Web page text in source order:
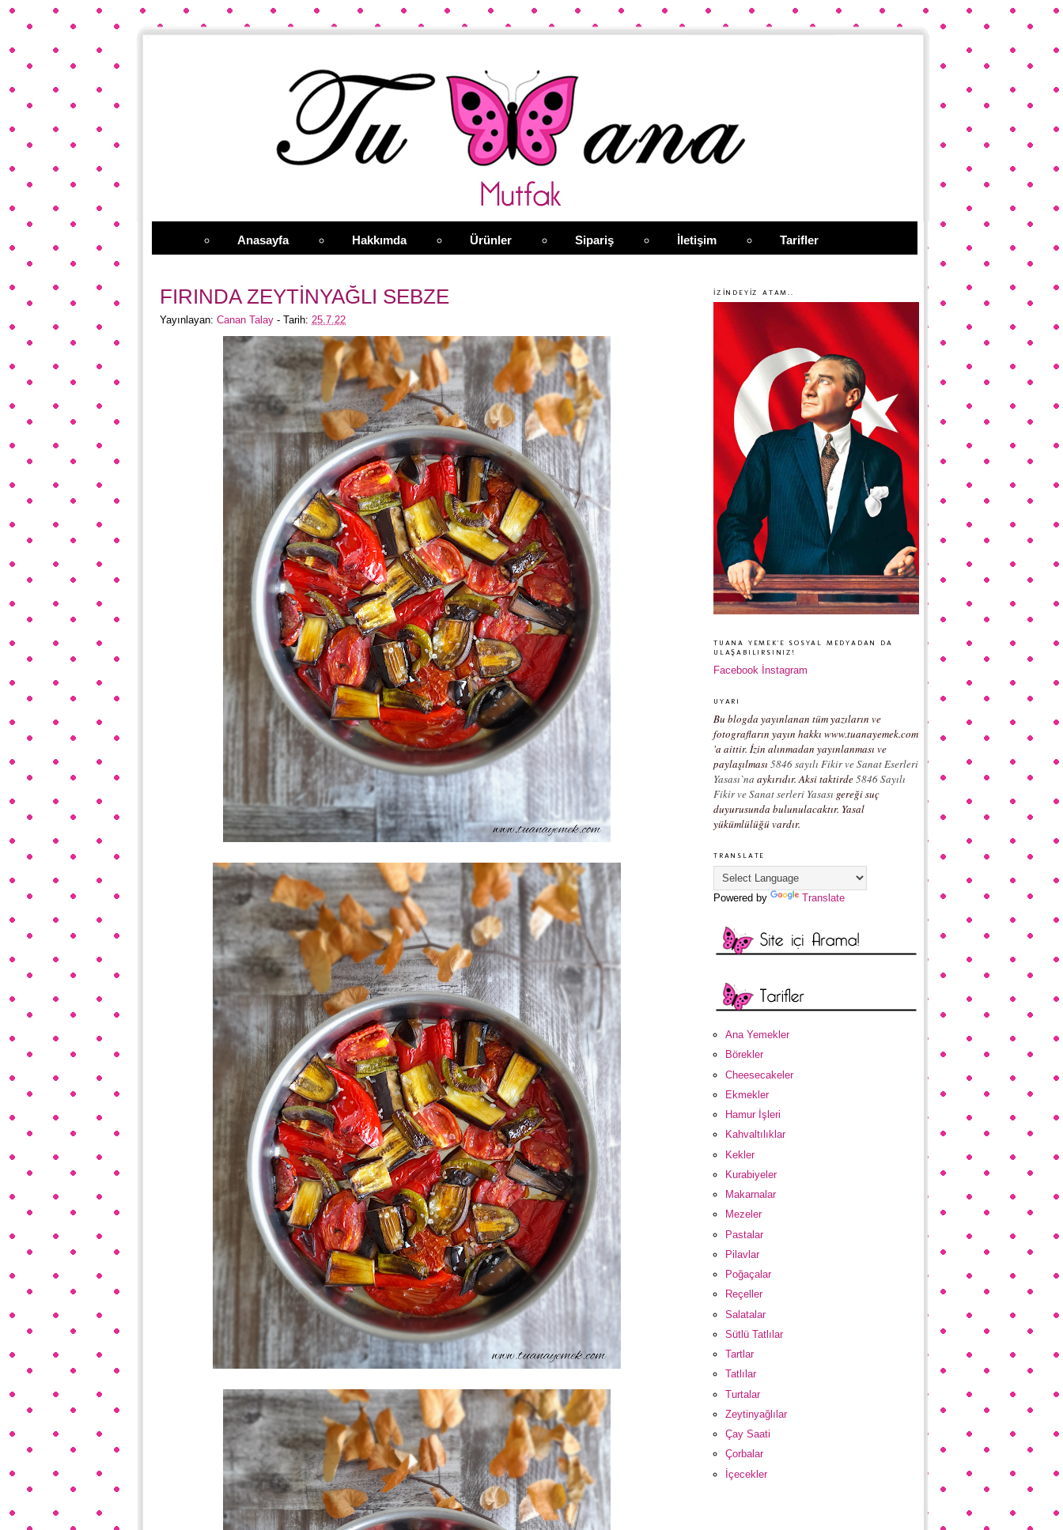
Tarifler
İletişim
Sipariş
Ürünler
Hakkımda
Anasayfa
FIRINDA ZEYTİNYAĞLI SEBZE
Yayınlayan: Canan Talay - Tarih: 25.7.22
İZİNDEYİZ ATAM..
TUANA YEMEK'E SOSYAL MEDYADAN DA
ULAŞABILIRSINIZ!
Facebook İnstagram
UYARI
Bu blogda yayınlanan tüm yazıların ve
fotografların yayın hakkı www.tuanayemek.com
'a aittir. İzin alınmadan yayınlanması ve
paylaşılması 5846 sayılı Fikir ve Sanat Eserleri
Yasası`na aykırıdır. Aksi taktirde5846 Sayılı
Fikir ve Sanat serleri Yasası gereği suç
duyurusunda bulunulacaktır. Yasal
yükümlülüğü vardır.
TRANSLATE
Powered by Translate
Ana Yemekler
Börekler
Cheesecakeler
Ekmekler
Hamur İşleri
Kahvaltılıklar
Kekler
Kurabiyeler
Makarnalar
Mezeler
Pastalar
Pilavlar
Poğaçalar
Reçeller
Salatalar
Sütlü Tatlılar
Tartlar
Tatlılar
Turtalar
Zeytinyağlılar
Çay Saati
Çorbalar
İçecekler